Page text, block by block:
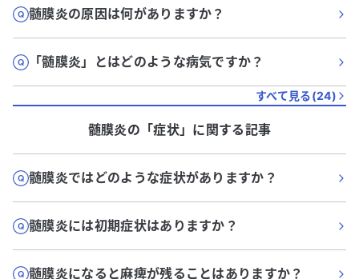
髄膜炎の原因は何がありますか？
「髄膜炎」とはどのような病気ですか？
すべて見る(24)
髄膜炎の「症状」に関する記事
髄膜炎ではどのような症状がありますか？
髄膜炎には初期症状はありますか？
髄膜炎になると麻痺が残ることはありますか？